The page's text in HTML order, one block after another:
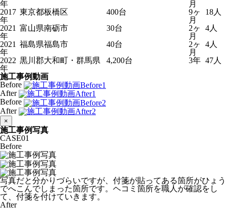
年
月
2017
年
東京都板橋区 400台
9ヶ
月
18人
2021
年
富山県南砺市 30台
2ヶ
月
4人
2021
年
福島県福島市 40台
2ヶ
月
4人
2022
年
黒川郡大和町・群馬県 4,200台 3年 47人
施工事例動画
Before
After
Before
After
×
施工事例写真
CASE01
Before
写真だと分かりづらいですが、付箋が貼ってある箇所がひょう
でへこんでしまった箇所です。ヘコミ箇所を職人が確認をし
て、付箋を付けていきます。
After